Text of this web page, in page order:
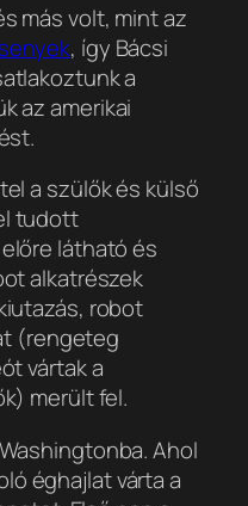
más volt, mint az
, így Bácsi
a
az amerikai
a szülők és külső
tudott
látható és
alkatrészek
robot
(rengeteg
vártak a
merült fel.
Ahol
éghajlat várta a